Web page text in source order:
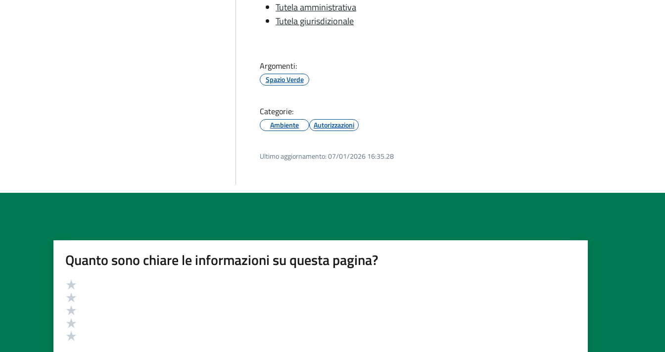
Tutela amministrativa
Tutela giurisdizionale
Argomenti:
Spazio Verde
Categorie:
Ambiente Autorizzazioni
Ultimo aggiornamento:07/01/2026 16:35.28
Quanto sono chiare le informazioni su questa pagina?
Valutazione